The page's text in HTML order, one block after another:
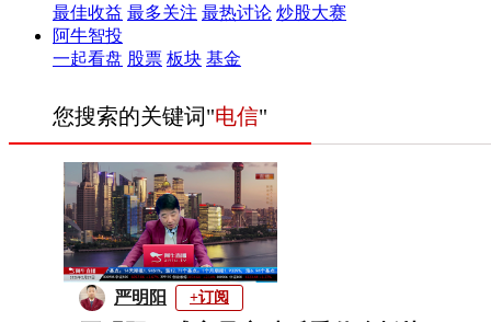
最佳收益 最多关注 最热讨论 炒股大赛
阿牛智投
一起看盘 股票 板块 基金
您搜索的关键词"电信"
严明阳 +订阅